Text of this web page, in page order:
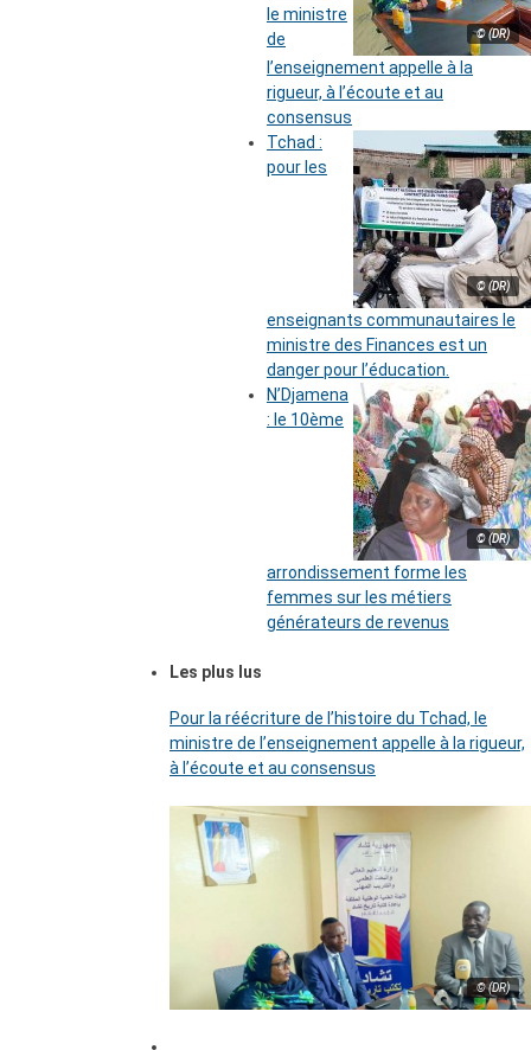
© (DR)
le ministre
de
l’enseignement appelle à la
rigueur, à l’écoute et au
consensus
© (DR)
Tchad :
pour les
enseignants communautaires le
ministre des Finances est un
danger pour l’éducation.
© (DR)
N’Djamena
: le 10ème
arrondissement forme les
femmes sur les métiers
générateurs de revenus
Les plus lus
Pour la réécriture de l’histoire du Tchad, le
ministre de l’enseignement appelle à la rigueur,
à l’écoute et au consensus
© (DR)